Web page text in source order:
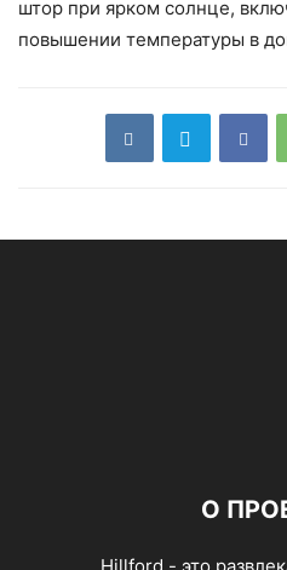
штор при ярком солнце,
повышении температуры в
О